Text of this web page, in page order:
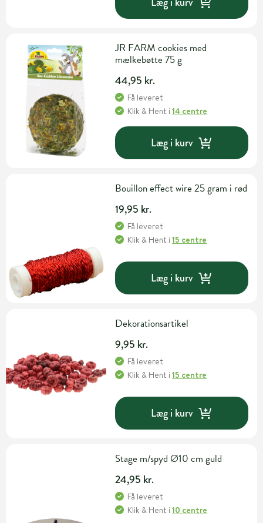
JR FARM cookies med
mælkebøtte 75 g
44,95 kr.
Få leveret
Klik & Hent i14 centre
Læg i kurv
Bouillon effect wire 25 gram i rød
19,95 kr.
Få leveret
Klik & Hent i15 centre
Læg i kurv
Dekorationsartikel
9,95 kr.
Få leveret
Klik & Hent i15 centre
Læg i kurv
Stage m/spyd Ø10 cm guld
24,95 kr.
Få leveret
Klik & Hent i10 centre